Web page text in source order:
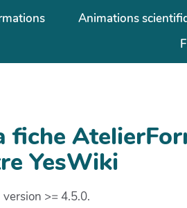
Animations
fiche
YesWiki
>= 4.5.0.